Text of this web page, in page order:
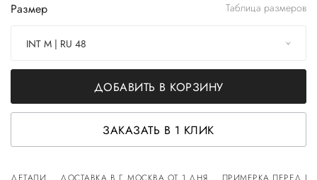
Размер Таблица размеров
INT M | RU 48
ДОБАВИТЬ В КОРЗИНУ
ЗАКАЗАТЬ В 1 КЛИК